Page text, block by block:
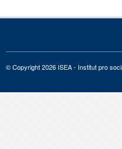
© Copyright 2026 ISEA - Institut pro